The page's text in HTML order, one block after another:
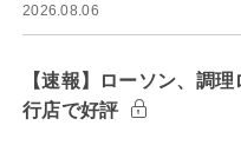
2026.08.06
【速報】ローソン、調
行店で好評